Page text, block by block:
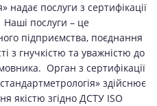
надає послуги з сертифікації
послуги – це
підприємства, поєднання
з гнучкістю та уважністю до
Орган з сертифікації
здійснює
якістю згідно ДСТУ ISO